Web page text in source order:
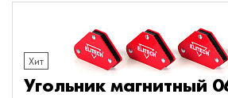
Хит
Угольник магнитный